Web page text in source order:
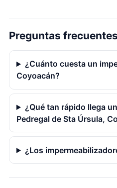
Preguntas frecuentes
¿Cuánto cuesta un
Coyoacán?
¿Qué tan rápido llega
Pedregal de Sta Úrsula,
¿Los